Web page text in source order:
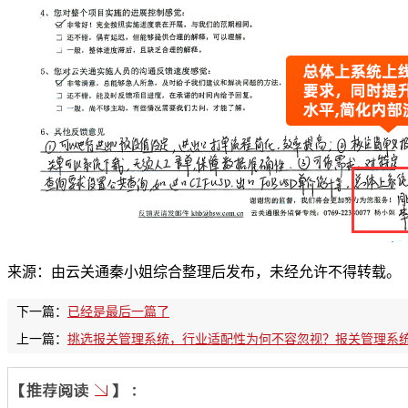
来源：由云关通秦小姐综合整理后发布，未经允许不得转载。
下一篇：
已经是最后一篇了
上一篇： 挑选报关管理系统，行业适配性为何不容忽视？报关管理系